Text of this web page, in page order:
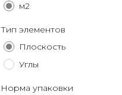
м2
Тип элементов
Плоскость
Углы
Норма упаковки